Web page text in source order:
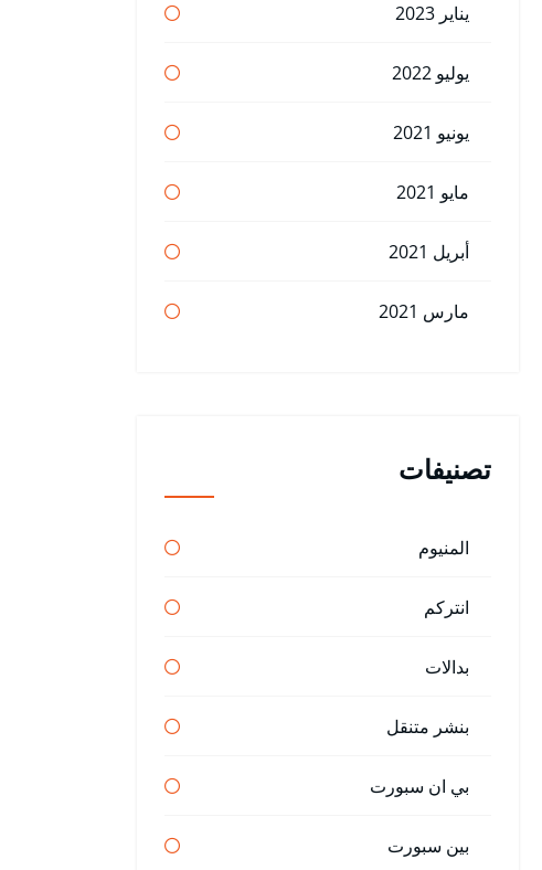
يناير 2023
يوليو 2022
يونيو 2021
مايو 2021
أبريل 2021
مارس 2021
تصنيفات
المنيوم
انتركم
بدالات
بنشر متنقل
بي ان سبورت
بين سبورت